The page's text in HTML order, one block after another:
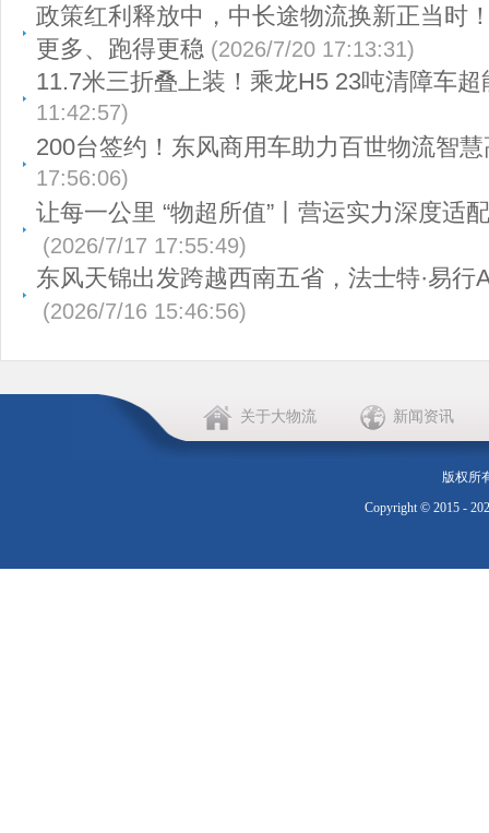
政策红利释放中，中长途物流换新正当时
更多、跑得更稳 (2026/7/20 17:13:31)
11.7米三折叠上装！乘龙H5 23吨清障车超
11:42:57)
200台签约！东风商用车助力百世物流智
17:56:06)
让每一公里 “物超所值”丨营运实力深度适
(2026/7/17 17:55:49)
东风天锦出发跨越西南五省，法士特·易行
(2026/7/16 15:46:56)
关于大物流 新闻资讯
版权所
Copyright © 2015 -